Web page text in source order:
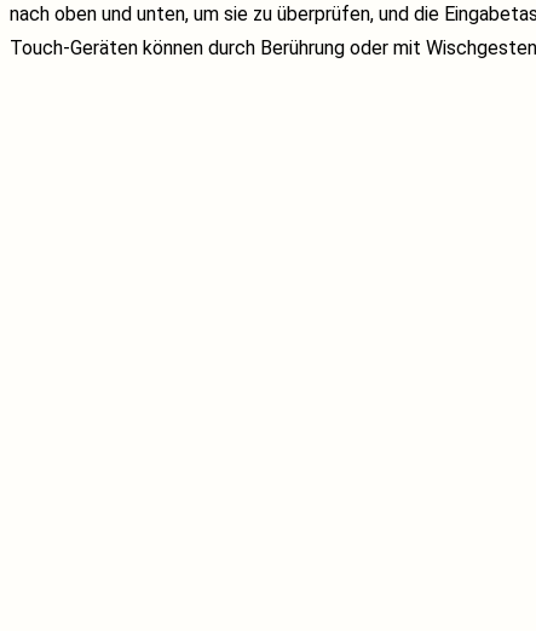
nach oben und unten, um sie zu überprüfen, und die
Touch-Geräten können durch Berührung oder mit